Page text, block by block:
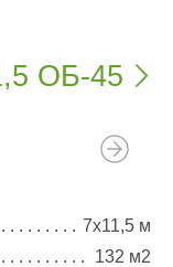
ОБ-45 
7х11,5 м
132 м2